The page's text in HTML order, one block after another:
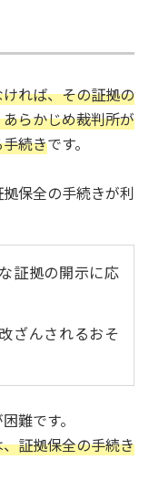
れば、その証拠の
らかじめ裁判所が
続きです。
保全の手続きが利
証拠の開示に応
ざんされるおそ
難です。
証拠保全の手続き